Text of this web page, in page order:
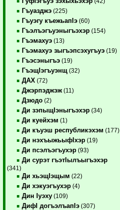
Гъуазджэ (225)
Гъуэгу къежьапIэ (60)
Гъэлъэгъуэныгъэхэр (154)
Гъэмахуэ (13)
Гъэмахуэ зыгъэпсэхугъуэ (19)
Гъэсэныгъэ (19)
ГъэщIэгъуэнщ (32)
ДАХ (72)
Джэрпэджэж (11)
Дзюдо (2)
Ди зэпыщIэныгъэхэр (34)
Ди куейхэм (1)
Ди къуэш республикэхэм (177)
Ди нэхъыжьыфIхэр (19)
Ди псэлъэгъухэр (93)
Ди сурэт гъэтIылъыгъэхэр
(341)
Ди хьэщIэщым (22)
Ди хэкуэгъухэр (4)
Дин Iуэху (109)
ДифI догъэлъапIэ (307)